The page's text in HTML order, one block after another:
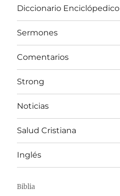
Diccionario Enciclópedico
Sermones
Comentarios
Strong
Noticias
Salud Cristiana
Inglés
Biblia